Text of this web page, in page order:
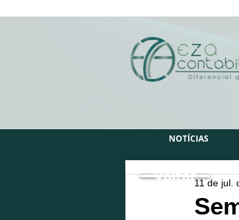
NOTÍCIAS
11 de jul.
Voltar